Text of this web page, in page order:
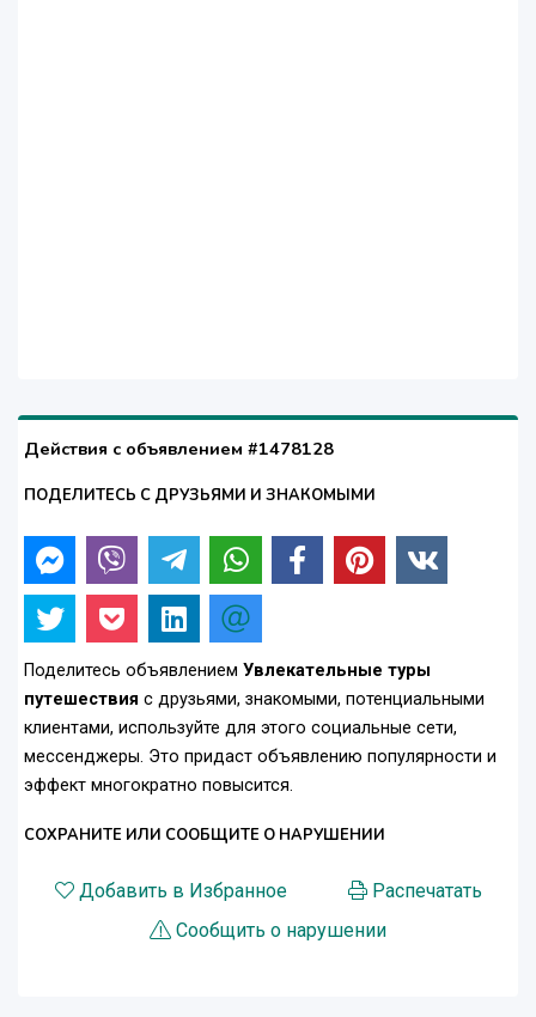
Действия с объявлением #1478128
ПОДЕЛИТЕСЬ С ДРУЗЬЯМИ И ЗНАКОМЫМИ
Поделитесь объявлением Увлекательные туры
путешествия с друзьями, знакомыми, потенциальными
клиентами, используйте для этого социальные сети,
мессенджеры. Это придаст объявлению популярности и
эффект многократно повысится.
СОХРАНИТЕ ИЛИ СООБЩИТЕ О НАРУШЕНИИ
Добавить в Избранное
Распечатать
Сообщить о нарушении